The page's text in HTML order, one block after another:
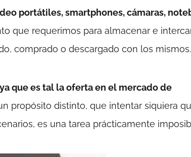
portátiles, smartphones, cámaras,
que requerimos para almacenar e
comprado o descargado con los mismos.
ya que es tal la oferta en el mercado de
propósito distinto, que intentar siquiera
es una tarea prácticamente